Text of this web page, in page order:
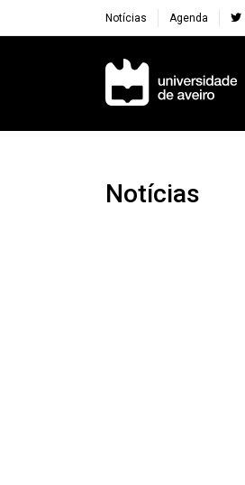
Notícias Agenda
Navegação Principal
Notícias